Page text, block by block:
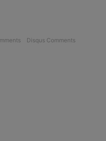
Disqus Comments